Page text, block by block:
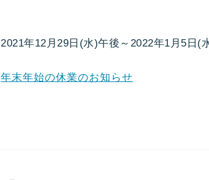
2021年12月29日(水)午後～2022年1月5日(
年末年始の休業のお知らせ